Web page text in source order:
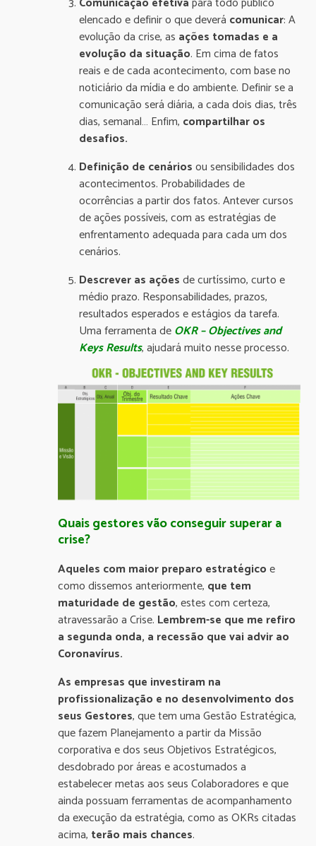
elencado e definir o que deverá comunicar: A
evolução da crise, as ações tomadas e a
evolução da situação. Em cima de fatos
reais e de cada acontecimento, com base no
noticiário da mídia e do ambiente. Definir se a
comunicação será diária, a cada dois dias, três
dias, semanal… Enfim, compartilhar os
desafios.
Definição de cenáriosou sensibilidades dos
acontecimentos. Probabilidades de
ocorrências a partir dos fatos. Antever cursos
de ações possíveis, com as estratégias de
enfrentamento adequada para cada um dos
cenários.
Descrever as açõesde curtíssimo, curto e
médio prazo. Responsabilidades, prazos,
resultados esperados e estágios da tarefa.
Uma ferramenta deOKR – Objectives and
Keys Results, ajudará muito nesse processo.
Quais gestores vão conseguir superar a
crise?
Aqueles com maior preparo estratégicoe
como dissemos anteriormente, que tem
maturidade de gestão, estes com certeza,
atravessarão a Crise. Lembrem-se que me refiro
a segunda onda, a recessão que vai advir ao
Coronavírus.
As empresas que investiram na
profissionalização e no desenvolvimento dos
seus Gestores, que tem uma Gestão Estratégica,
que fazem Planejamento a partir da Missão
corporativa e dos seus Objetivos Estratégicos,
desdobrado por áreas e acostumados a
estabelecer metas aos seus Colaboradores e que
ainda possuam ferramentas de acompanhamento
da execução da estratégia, como as OKRs citadas
acima, terão mais chances.